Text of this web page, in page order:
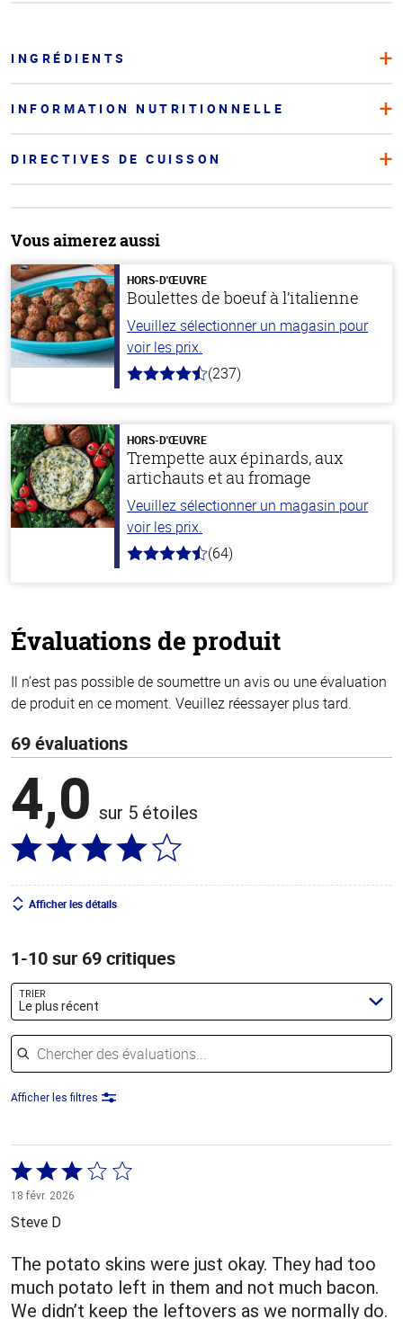
INGRÉDIENTS
INFORMATION NUTRITIONNELLE
DIRECTIVES DE CUISSON
Vous aimerez aussi
HORS-D'ŒUVRE
Boulettes de boeuf à l’italienne
Veuillez sélectionner un magasin pour
voir les prix.
4.6
stars
(237)
HORS-D'ŒUVRE
Trempette aux épinards, aux
artichauts et au fromage
Veuillez sélectionner un magasin pour
voir les prix.
4.4
(64)
Évaluations de produit
Il n’est pas possible de soumettre un avis ou une évaluation
de produit en ce moment. Veuillez réessayer plus tard.
69 évaluations
4,0 sur 5 étoiles
Afficher les détails
1-10 sur 69 critiques
TRIER
Le plus récent
Chercher des évaluations
Afficher les filtres
Coté
3 sur
5
18 févr. 2026
Steve D
The potato skins were just okay. They had too
much potato left in them and not much bacon.
We didn’t keep the leftovers as we normally do.